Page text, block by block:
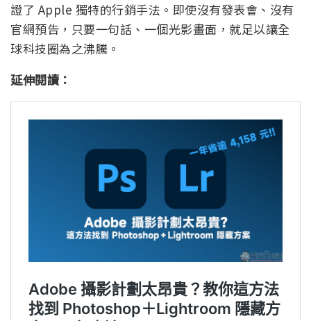
證了 Apple 獨特的行銷手法。即使沒有發表會、沒有
官網預告，只要一句話、一個光影畫面，就足以讓全
球科技圈為之沸騰。
延伸閱讀：